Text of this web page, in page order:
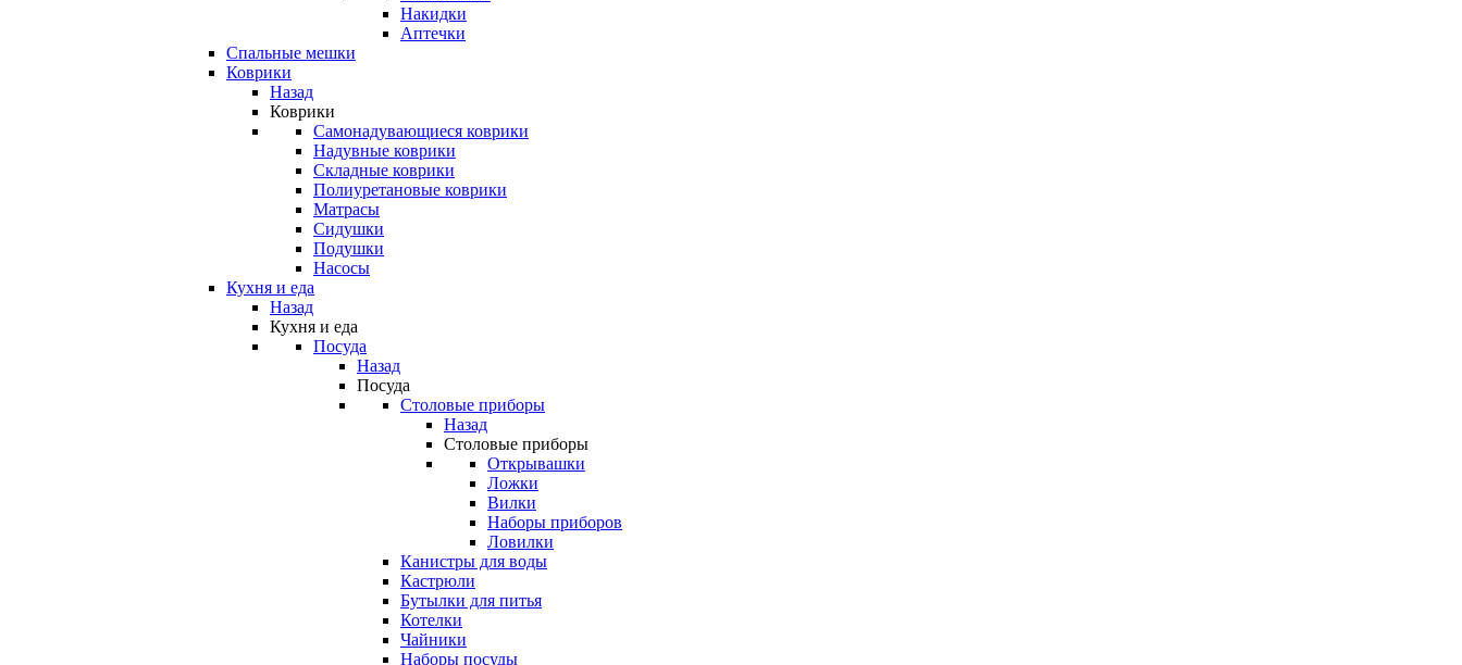
Накидки
Аптечки
Спальные мешки
Коврики
Назад
Коврики
Самонадувающиеся коврики
Надувные коврики
Складные коврики
Полиуретановые коврики
Матрасы
Сидушки
Подушки
Насосы
Кухня и еда
Назад
Кухня и еда
Посуда
Назад
Посуда
Столовые приборы
Назад
Столовые приборы
Открывашки
Ложки
Вилки
Наборы приборов
Ловилки
Канистры для воды
Кастрюли
Бутылки для питья
Котелки
Чайники
Наборы посуды